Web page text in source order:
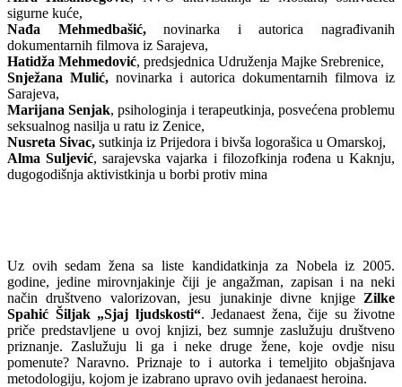
sigurne kuće,
Nađa Mehmedbašić,novinarka i autorica nagrađivanih
dokumentarnih filmova iz Sarajeva,
Hatidža Mehmedović, predsjednica Udruženja Majke Srebrenice,
Snježana Mulić, novinarka i autorica dokumentarnih filmova iz
Sarajeva,
Marijana Senjak, psihologinja i terapeutkinja, posvećena problemu
seksualnog nasilja u ratu iz Zenice,
Nusreta Sivac, sutkinja iz Prijedora i bivša logorašica u Omarskoj,
Alma Suljević, sarajevska vajarka i filozofkinja rođena u Kaknju,
dugogodišnja aktivistkinja u borbi protiv mina
Uz ovih sedam žena sa liste kandidatkinja za Nobela iz 2005.
godine, jedine mirovnjakinje čiji je angažman, zapisan i na neki
način društveno valorizovan, jesu junakinje divne knjige Zilke
Spahić Šiljak „Sjaj ljudskosti“. Jedanaest žena, čije su životne
priče predstavljene u ovoj knjizi, bez sumnje zaslužuju društveno
priznanje. Zaslužuju li ga i neke druge žene, koje ovdje nisu
pomenute? Naravno. Priznaje to i autorka i temeljito objašnjava
metodologiju, kojom je izabrano upravo ovih jedanaest heroina.